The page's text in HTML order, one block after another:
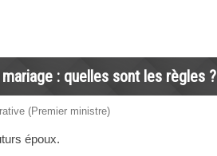
: quelles sont les règles ?
(Premier ministre)
époux.